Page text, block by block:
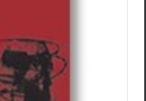
poétiques
des revues